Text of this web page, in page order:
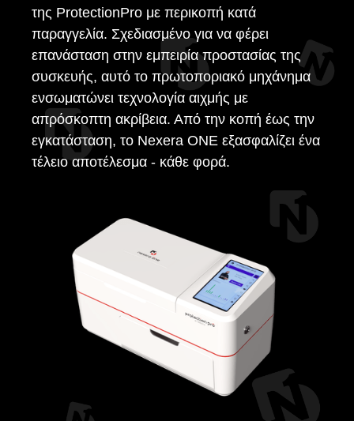
της ProtectionPro με περικοπή κατά
παραγγελία. Σχεδιασμένο για να φέρει
επανάσταση στην εμπειρία προστασίας της
συσκευής, αυτό το πρωτοποριακό μηχάνημα
ενσωματώνει τεχνολογία αιχμής με
απρόσκοπτη ακρίβεια. Από την κοπή έως την
εγκατάσταση, το Nexera ONE εξασφαλίζει ένα
τέλειο αποτέλεσμα - κάθε φορά.